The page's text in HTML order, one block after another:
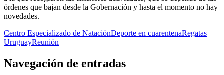
órdenes que bajan desde la Gobernación y hasta el momento no hay
novedades.
Centro Especializado de NataciónDeporte en cuarentenaRegatas
UruguayReunión
Navegación de entradas